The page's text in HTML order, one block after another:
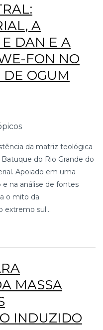
A
DAN E A
FON NO
OGUM
da matriz teológica
do Rio Grande do
Apoiado em uma
na análise de fontes
o mito da
extremo sul...
MASSA
INDUZIDO